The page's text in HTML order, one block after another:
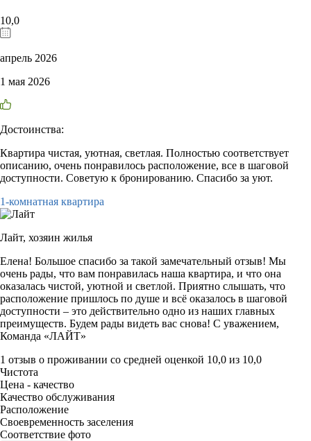
10,0
апрель 2026
1 мая 2026
Достоинства:
Квартира чистая, уютная, светлая. Полностью соответствует
описанию, очень понравилось расположение, все в шаговой
доступности. Советую к бронированию. Спасибо за уют.
1-комнатная квартира
Лайт, хозяин жилья
Елена! Большое спасибо за такой замечательный отзыв! Мы
очень рады, что вам понравилась наша квартира, и что она
оказалась чистой, уютной и светлой. Приятно слышать, что
расположение пришлось по душе и всё оказалось в шаговой
доступности – это действительно одно из наших главных
преимуществ. Будем рады видеть вас снова! С уважением,
Команда «ЛАЙТ»
1 отзыв о проживании со средней оценкой 10,0 из 10,0
Чистота
Цена - качество
Качество обслуживания
Расположение
Своевременность заселения
Соответствие фото